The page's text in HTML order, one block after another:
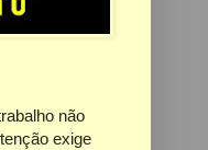
não
exige